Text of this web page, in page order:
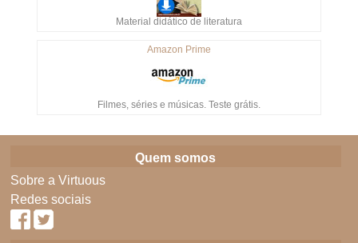
Material didático de literatura
Amazon Prime
Filmes, séries e músicas. Teste grátis.
Quem somos
Sobre a Virtuous
Redes sociais